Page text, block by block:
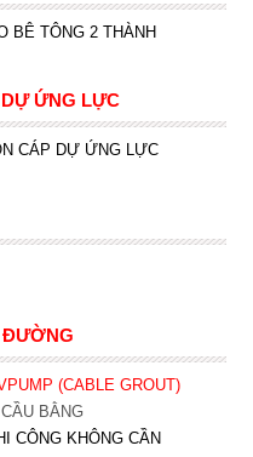
BÊ TÔNG 2 THÀNH
ỨNG LỰC
CÁP DỰ ỨNG LỰC
ĐƯỜNG
(CABLE GROUT)
BẰNG
CÔNG KHÔNG CẦN